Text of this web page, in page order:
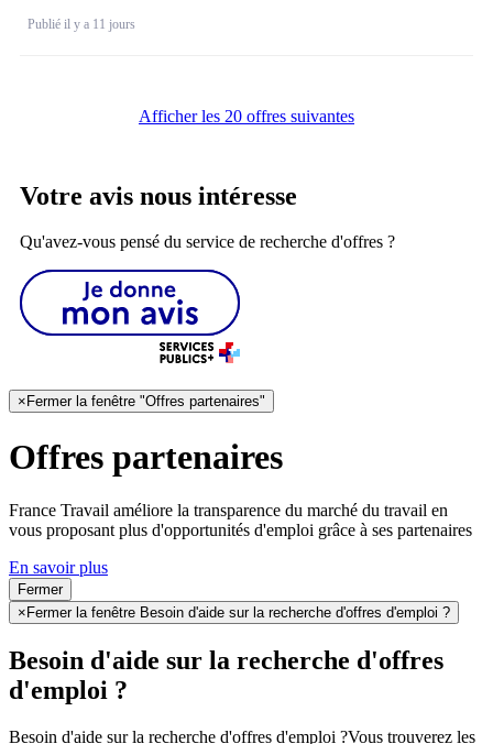
Publié il y a 11 jours
Afficher les 20 offres suivantes
Votre avis nous intéresse
Qu'avez-vous pensé du service de recherche d'offres ?
× Fermer la fenêtre "Offres partenaires"
Offres partenaires
France Travail améliore la transparence du marché du travail en
vous proposant plus d'opportunités d'emploi grâce à ses partenaires
En savoir plus
Fermer
× Fermer la fenêtre Besoin d'aide sur la recherche d'offres d'emploi ?
Besoin d'aide sur la recherche d'offres
d'emploi ?
Besoin d'aide sur la recherche d'offres d'emploi ?Vous trouverez les